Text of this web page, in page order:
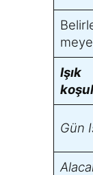
Işık
Gün